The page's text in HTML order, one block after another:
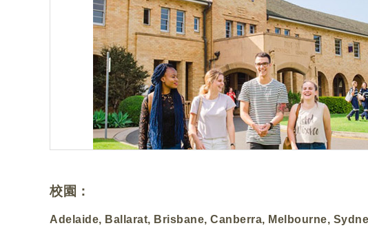
校園：
Adelaide, Ballarat, Brisbane, Canberra, Melbourne,